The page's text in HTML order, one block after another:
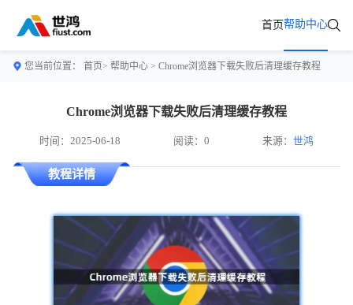
首页帮助中心
您当前位置： 首页> 帮助中心 > Chrome浏览器下载失败后清理缓存教程
Chrome浏览器下载失败后清理缓存教程
时间：2025-06-18 阅读：0 来源：世鸿
教程详情